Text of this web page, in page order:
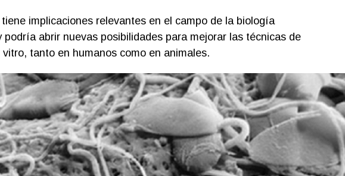
implicaciones relevantes en el campo de la biología
podría abrir nuevas posibilidades para mejorar las técnicas de
tanto en humanos como en animales.